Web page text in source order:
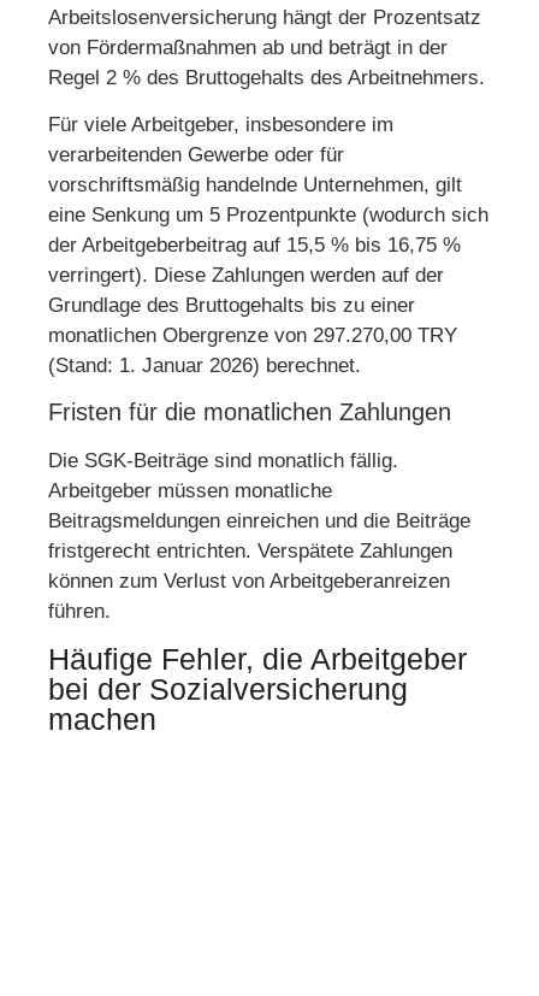
Arbeitslosenversicherung hängt der Prozentsatz
von Fördermaßnahmen ab und beträgt in der
Regel 2 % des Bruttogehalts des Arbeitnehmers.
Für viele Arbeitgeber, insbesondere im
verarbeitenden Gewerbe oder für
vorschriftsmäßig handelnde Unternehmen, gilt
eine Senkung um 5 Prozentpunkte (wodurch sich
der Arbeitgeberbeitrag auf 15,5 % bis 16,75 %
verringert). Diese Zahlungen werden auf der
Grundlage des Bruttogehalts bis zu einer
monatlichen Obergrenze von 297.270,00 TRY
(Stand: 1. Januar 2026) berechnet.
Fristen für die monatlichen Zahlungen
Die SGK-Beiträge sind monatlich fällig.
Arbeitgeber müssen monatliche
Beitragsmeldungen einreichen und die Beiträge
fristgerecht entrichten. Verspätete Zahlungen
können zum Verlust von Arbeitgeberanreizen
führen.
Häufige Fehler, die Arbeitgeber
bei der Sozialversicherung
machen